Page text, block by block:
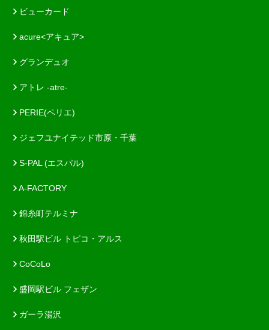
ビューカード
acure<アキュア>
グランデュオ
アトレ -atre-
PERIE(ペリエ)
ジェフユナイテッド市原・千葉
S-PAL (エスパル)
A-FACTORY
錦糸町テルミナ
秋田駅ビル トピコ・アルス
CoCoLo
盛岡駅ビル フェザン
ガーラ湯沢